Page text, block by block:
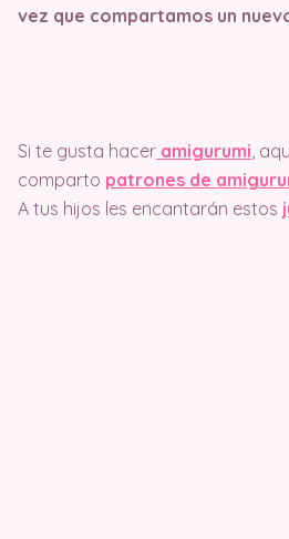
vez que compartamos un
Si te gusta hacer amigurumi,
comparto patrones de
A tus hijos les encantarán estos